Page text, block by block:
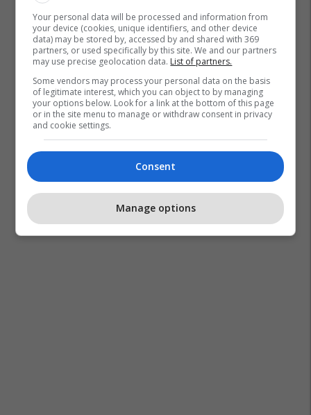
Your personal data will be processed and information from
your device (cookies, unique identifiers, and other device
data) may be stored by, accessed by and shared with 369
partners, or used specifically by this site. We and our partners
may use precise geolocation data. List of partners.
Some vendors may process your personal data on the basis
of legitimate interest, which you can object to by managing
your options below. Look for a link at the bottom of this page
or in the site menu to manage or withdraw consent in privacy
and cookie settings.
Consent
Manage options